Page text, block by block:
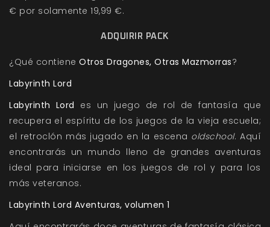
€ por solamente 19,99 €.
ADQUIRIR PACK
¿Qué contiene Otros Dragones, Otras Mazmorras?
Labyrinth Lord
Labyrinth Lord es un juego de rol de fantasía que
recupera el espíritu de los juegos de la vieja escuela;
el retroclón más jugado en la escena oldschool. Aquí
encontrarás un mundo lleno de grandes aventuras
ideal para iniciarse en los juegos de rol y para los
más veteranos.
Labyrinth Lord Aventuras, volumen 1